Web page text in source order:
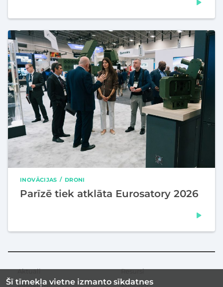
INOVĀCIJAS DRONI
Parīzē tiek atklāta Eurosatory 2026
Šī tīmekļa vietne izmanto sīkdatnes
Sekundārā
Aktuāli
Resursi